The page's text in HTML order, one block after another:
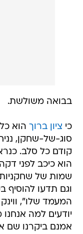
בבואה משולשת.
כי ציון ברוך הוא
סוג-של-שחקן,
קודם כל סלב.
הוא כיכב לפני
שמות של
וגם תדעו להוסיף
המעמד שלו",
יודעים למה אנחנו
אמנם ביקרנו שם